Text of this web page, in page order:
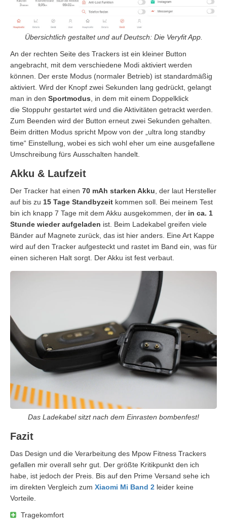
Übersichtlich gestaltet und auf Deutsch: Die Veryfit App.
An der rechten Seite des Trackers ist ein kleiner Button
angebracht, mit dem verschiedene Modi aktiviert werden
können. Der erste Modus (normaler Betrieb) ist standardmäßig
aktiviert. Wird der Knopf zwei Sekunden lang gedrückt, gelangt
man in den Sportmodus, in dem mit einem Doppelklick
die Stoppuhr gestartet wird und die Aktivitäten getrackt werden.
Zum Beenden wird der Button erneut zwei Sekunden gehalten.
Beim dritten Modus spricht Mpow von der „ultra long standby
time“ Einstellung, wobei es sich wohl eher um eine ausgefallene
Umschreibung fürs Ausschalten handelt.
Akku & Laufzeit
Der Tracker hat einen 70 mAh starken Akku, der laut Hersteller
auf bis zu 15 Tage Standbyzeit kommen soll. Bei meinem Test
bin ich knapp 7 Tage mit dem Akku ausgekommen, der in ca. 1
Stunde wieder aufgeladen ist. Beim Ladekabel greifen viele
Bänder auf Magnete zurück, das ist hier anders. Eine Art Kappe
wird auf den Tracker aufgesteckt und rastet im Band ein, was für
einen sicheren Halt sorgt. Der Akku ist fest verbaut.
Das Ladekabel sitzt nach dem Einrasten bombenfest!
Fazit
Das Design und die Verarbeitung des Mpow Fitness Trackers
gefallen mir overall sehr gut. Der größte Kritikpunkt den ich
habe, ist jedoch der Preis. Bis auf den Prime Versand sehe ich
im direkten Vergleich zum Xiaomi Mi Band 2 leider keine
Vorteile.
Tragekomfort